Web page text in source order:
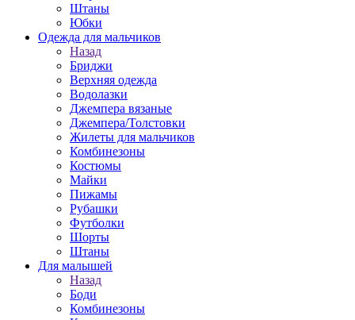
Штаны
Юбки
Одежда для мальчиков
Назад
Бриджи
Верхняя одежда
Водолазки
Джемпера вязаные
Джемпера/Толстовки
Жилеты для мальчиков
Комбинезоны
Костюмы
Майки
Пижамы
Рубашки
Футболки
Шорты
Штаны
Для малышей
Назад
Боди
Комбинезоны